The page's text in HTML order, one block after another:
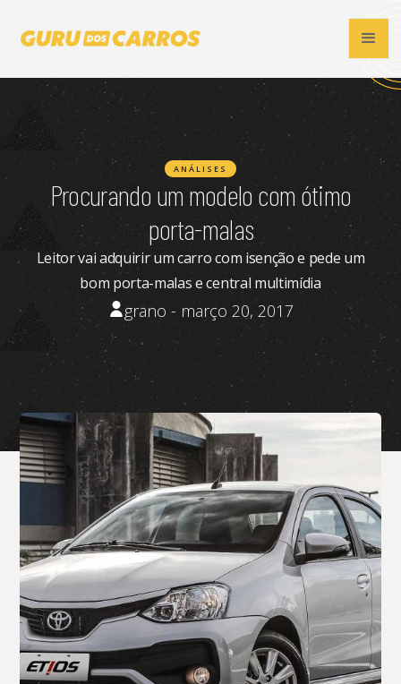
ANÁLISES
Procurando um modelo com ótimo
porta-malas
Leitor vai adquirir um carro com isenção e pede um
bom porta-malas e central multimídia
grano - março 20, 2017